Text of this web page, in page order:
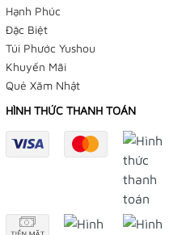
Hạnh Phúc
Đặc Biệt
Túi Phước Yushou
Khuyến Mãi
Quẻ Xăm Nhật
HÌNH THỨC THANH TOÁN